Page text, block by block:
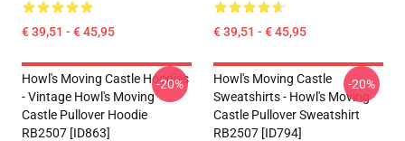
€ 39,51 - € 45,95 € 39,51 - € 45,95
Howl's Moving Castle Hoodies
- Vintage Howl's Moving
Castle Pullover Hoodie
RB2507 [ID863]
-20%
Howl's Moving Castle
Sweatshirts - Howl's Moving
Castle Pullover Sweatshirt
RB2507 [ID794]
-20%